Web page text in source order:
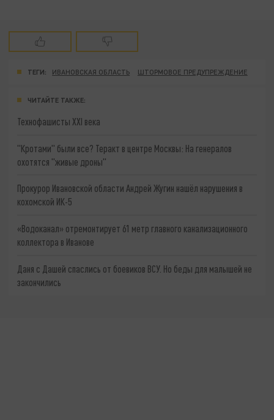
ТЕГИ: ИВАНОВСКАЯ ОБЛАСТЬ ШТОРМОВОЕ ПРЕДУПРЕЖДЕНИЕ
ЧИТАЙТЕ ТАКЖЕ:
Технофашисты XXI века
"Кротами" были все? Теракт в центре Москвы: На генералов
охотятся "живые дроны"
Прокурор Ивановской области Андрей Жугин нашёл нарушения в
кохомской ИК-5
«Водоканал» отремонтирует 61 метр главного канализационного
коллектора в Иванове
Даня с Дашей спаслись от боевиков ВСУ. Но беды для малышей не
закончились